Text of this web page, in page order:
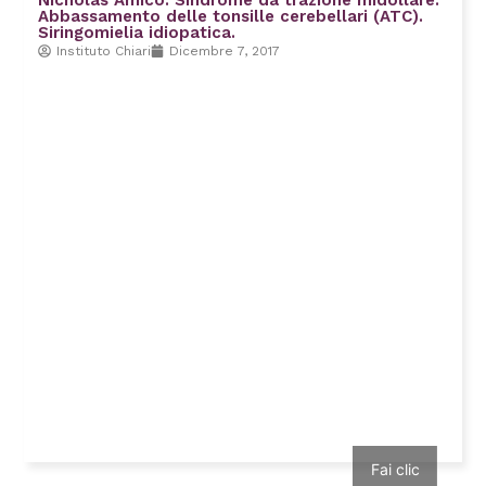
Abbassamento delle tonsille cerebellari (ATC).
Siringomielia idiopatica.
Instituto Chiari Dicembre 7, 2017
Fai clic